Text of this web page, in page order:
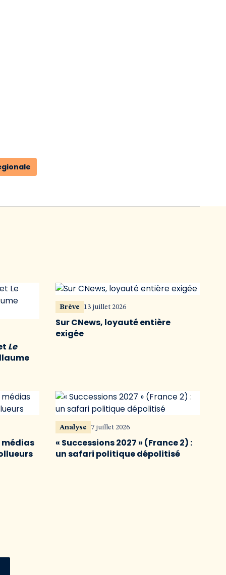
Le
Brève 13 juillet 2026
Sur CNews, loyauté entière
exigée
médias
Analyse 7 juillet 2026
« Successions 2027 » (France 2) :
un safari politique dépolitisé